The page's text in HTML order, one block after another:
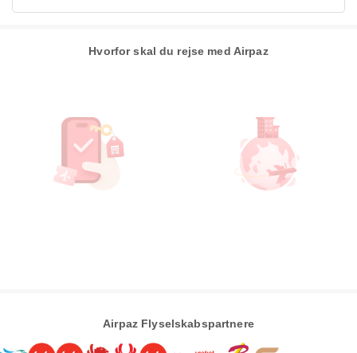
Hvorfor skal du rejse med Airpaz
Airpaz Flyselskabspartnere